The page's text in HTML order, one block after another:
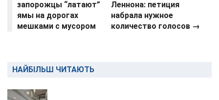
запорожцы “латают”
ямы на дорогах
мешками с мусором
Леннона: петиция
набрала нужное
количество голосов →
НАЙБІЛЬШ ЧИТАЮТЬ